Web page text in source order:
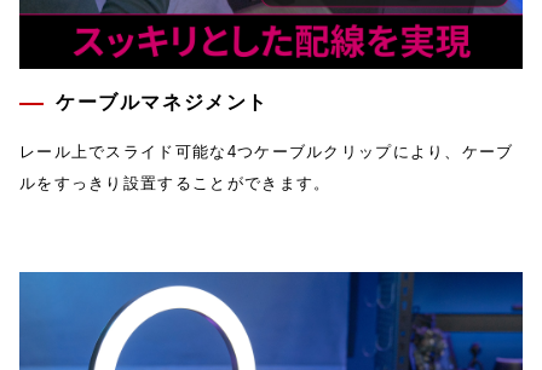
ケーブルマネジメント
レール上でスライド可能な4つケーブルクリップにより、ケーブ
ルをすっきり設置することができます。